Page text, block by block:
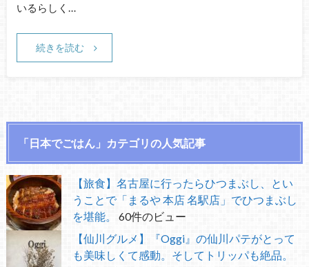
いるらしく…
続きを読む
「日本でごはん」カテゴリの人気記事
【旅食】名古屋に行ったらひつまぶし、とい
うことで「まるや 本店 名駅店」でひつまぶし
を堪能。
60件のビュー
【仙川グルメ】『Oggi』の仙川パテがとって
も美味しくて感動。そしてトリッパも絶品。